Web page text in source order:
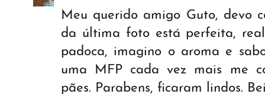
Meu querido amigo Guto, devo
da última foto está perfeita,
padoca, imagino o aroma e
uma MFP cada vez mais me
pães. Parabens, ficaram lindos.